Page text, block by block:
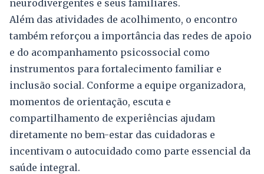
neurodivergentes e seus familiares.
Além das atividades de acolhimento, o encontro
também reforçou a importância das redes de apoio
e do acompanhamento psicossocial como
instrumentos para fortalecimento familiar e
inclusão social. Conforme a equipe organizadora,
momentos de orientação, escuta e
compartilhamento de experiências ajudam
diretamente no bem-estar das cuidadoras e
incentivam o autocuidado como parte essencial da
saúde integral.